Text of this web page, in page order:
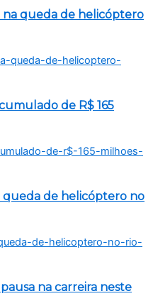
queda de helicóptero
de R$ 165
queda de helicóptero no
na carreira neste